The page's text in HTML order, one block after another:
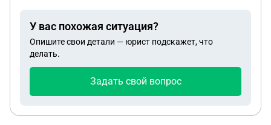
Товар, проданный ответчиком, недостоверной
информацией, а именно масса нетто хлеба
составляет менее 239 гр., что не соответствует
10 Закона РФ ”О защите прав потребителей” и не
продукция в части её маркировки” от 09.12.11 г.
У вас похожая ситуация?
Опишите свои детали — юрист подскажет, что
делать.
Задать свой вопрос